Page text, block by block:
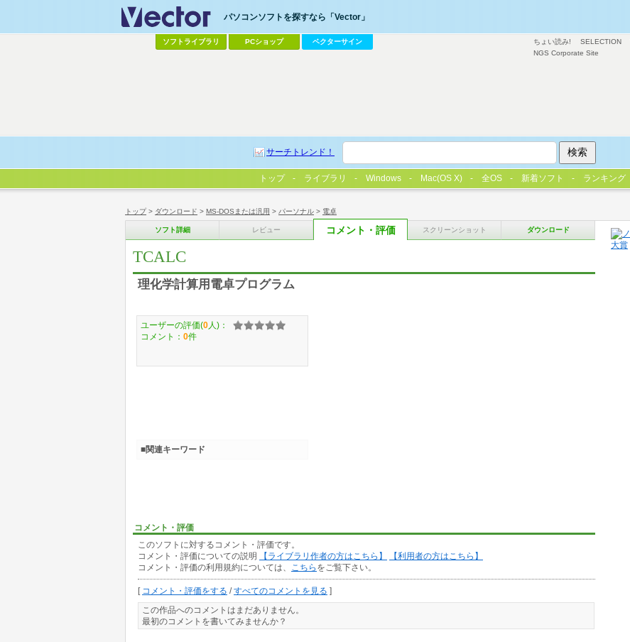
トップ> ダウンロード > MS-DOSまたは汎用 > パーソナル > 電卓
ソフト詳細 レビュー コメント・評価 スクリーンショット ダウンロード
TCALC
理化学計算用電卓プログラム
コメント・評価
このソフトに対するコメント・評価です。
コメント・評価についての説明
【ライブラリ作者の方はこちら】
【利用者の方はこちら】
コメント・評価の利用規約については、
こちら をご覧下さい。
[ コメント・評価をする /すべてのコメントを見る ]
この作品へのコメントはまだありません。
最初のコメントを書いてみませんか？
ユーザーの評価(0 人)：
コメント： 0件
■関連キーワード
ちょい読み! SELECTION
NGS Corporate Site
パソコンソフトを探すなら「Vector」
ソフトライブラリ PCショップ ベクターサイン
サーチトレンド！
トップ ライブラリ Windows Mac(OS X) 全OS 新着ソフト ランキング